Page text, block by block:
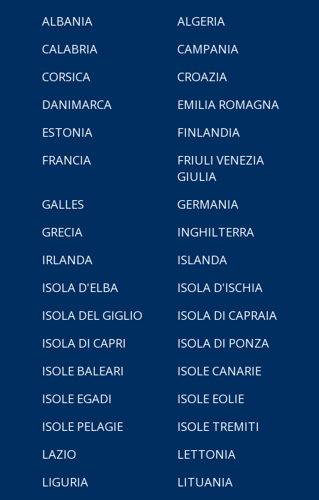
ALBANIA
ALGERIA
CALABRIA
CAMPANIA
CORSICA
CROAZIA
DANIMARCA
EMILIA ROMAGNA
ESTONIA
FINLANDIA
FRANCIA
FRIULI VENEZIA
GIULIA
GALLES
GERMANIA
GRECIA
INGHILTERRA
IRLANDA
ISLANDA
ISOLA D'ELBA
ISOLA D'ISCHIA
ISOLA DEL GIGLIO
ISOLA DI CAPRAIA
ISOLA DI CAPRI
ISOLA DI PONZA
ISOLE BALEARI
ISOLE CANARIE
ISOLE EGADI
ISOLE EOLIE
ISOLE PELAGIE
ISOLE TREMITI
LAZIO
LETTONIA
LIGURIA
LITUANIA